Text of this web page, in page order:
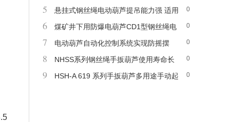
机 可定制规格
0
5
悬挂式钢丝绳电动葫芦提吊能力强 适用
范围广
0
6
煤矿井下用防爆电葫芦CD1型钢丝绳电
动葫芦
0
7 电动葫芦自动化控制系统实现防摇摆
0
8 NHSS系列钢丝绳手扳葫芦使用寿命长
0
9
HSH-A 619 系列手扳葫芦多用途手动起